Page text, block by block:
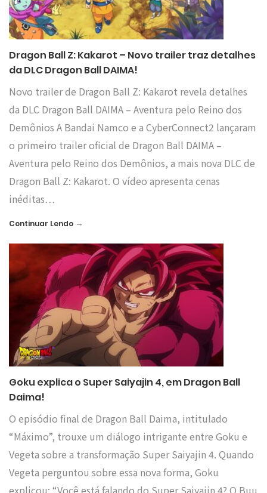
Dragon Ball Z: Kakarot – Novo trailer traz detalhes
da DLC Dragon Ball DAIMA!
Novo trailer de Dragon Ball Z: Kakarot revela detalhes
da DLC Dragon Ball DAIMA – Aventura pelo Reino dos
Demônios A Bandai Namco e a CyberConnect2 lançaram
o primeiro trailer oficial de Dragon Ball DAIMA –
Aventura pelo Reino dos Demônios, a mais nova DLC de
Dragon Ball Z: Kakarot. O vídeo apresenta cenas
inéditas…
Continuar Lendo →
Goku explica o Super Saiyajin 4, em Dragon Ball
Daima!
O episódio final de Dragon Ball Daima, intitulado
“Máximo”, trouxe um diálogo intrigante entre Goku e
Vegeta sobre a transformação Super Saiyajin 4. Quando
Vegeta perguntou sobre essa nova forma, Goku
explicou: “Você está falando do Super Saiyajin 4? O Buu